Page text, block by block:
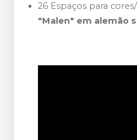
26 Espaços para
"Malen" em alemão